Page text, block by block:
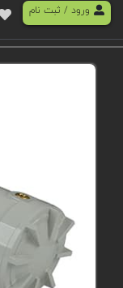
ورود/ ثبت نام